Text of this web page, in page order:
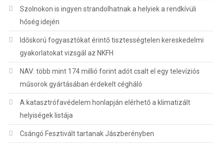
Szolnokon is ingyen strandolhatnak a helyiek a rendkívüli
hőség idején
Időskorú fogyasztókat érintő tisztességtelen kereskedelmi
gyakorlatokat vizsgál az NKFH
NAV: több mint 174 millió forint adót csalt el egy televíziós
műsorok gyártásában érdekelt cégháló
A katasztrófavédelem honlapján elérhető a klimatizált
helyiségek listája
Csángó Fesztivált tartanak Jászberényben